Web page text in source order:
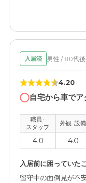
施設の設備につい
サービス面では、特
詳細確認できていな
近隣環境や交通アク
る。環境面で満足の
料金費用について
他の施設と大きな違
うわけではないが、
入居済 男性 / 80代
4.20
自宅から車で
職員･
スタッフ
外観･設備
4.0 4.0
入居前に困っていた
留守中の面倒見が不